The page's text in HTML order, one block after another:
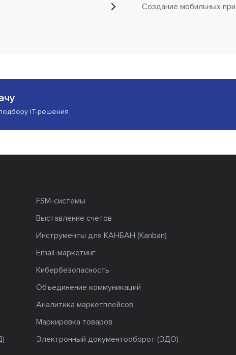
Создание мобильных
IT-решения
FSM-системы
Выставление счетов
Инструменты для КАНБАН (Kanban)
Email-маркетинг
Кибербезопасность
Объединение коммуникаций
Аналитика маркетплейсов
Маркировка товаров
Электронный документооборот (ЭДО)